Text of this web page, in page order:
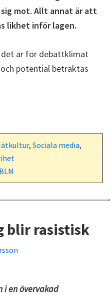
mot. Allt annat är att
likhet inför lagen.
det är för debattklimat
potential betraktas
, Sociala media,
BLM
blir rasistisk
i en övervakad